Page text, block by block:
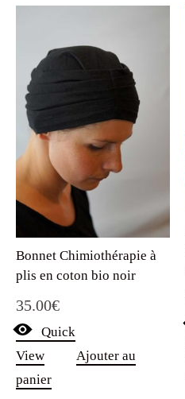
Bonnet Chimiothérapie à
plis en coton bio noir
35.00€
Quick
View
Ajouter au
panier